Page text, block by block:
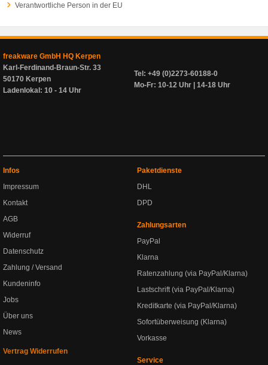
Verantwortliche Person in der EU
freakware GmbH HQ Kerpen
Karl-Ferdinand-Braun-Str. 33
50170 Kerpen
Ladenlokal: 10 - 14 Uhr
Tel: +49 (0)2273-60188-0
Mo-Fr: 10-12 Uhr | 14-18 Uhr
Infos
Impressum
Kontakt
AGB
Widerruf
Datenschutz
Zahlung / Versand
Kundeninfo
Jobs
Über uns
News
Vertrag Widerrufen
Paketdienste
DHL
DPD
Zahlungsarten
PayPal
Klarna
Ratenzahlung (via PayPal/Klarna)
Lastschrift (via PayPal/Klarna)
Kreditkarte (via PayPal/Klarna)
Sofortüberweisung (Klarna)
Vorkasse
Service